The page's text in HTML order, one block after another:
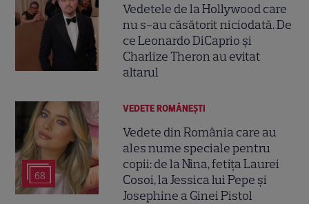
Vedetele de la Hollywood care
nu s-au căsătorit niciodată. De
ce Leonardo DiCaprio și
Charlize Theron au evitat
altarul
68
VEDETE ROMÂNEŞTI
Vedete din România care au
ales nume speciale pentru
copii: de la Nina, fetița Laurei
Cosoi, la Jessica lui Pepe și
Josephine a Ginei Pistol